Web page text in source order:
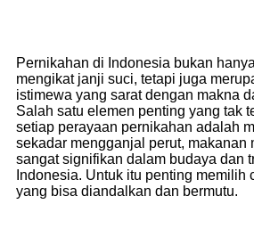
Pernikahan di Indonesia bukan
mengikat janji suci, tetapi juga
istimewa yang sarat dengan makna
Salah satu elemen penting yang tak
setiap perayaan pernikahan adalah
sekadar mengganjal perut, makanan
sangat signifikan dalam budaya dan
Indonesia. Untuk itu penting memilih
yang bisa diandalkan dan bermutu.